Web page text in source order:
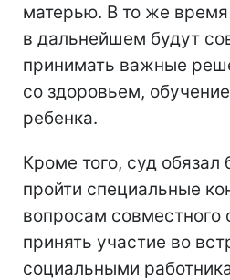
матерью. В то же
в дальнейшем будут
принимать важные
со здоровьем,
ребенка.
Кроме того, суд
пройти специальные
вопросам совместного
принять участие во
социальными